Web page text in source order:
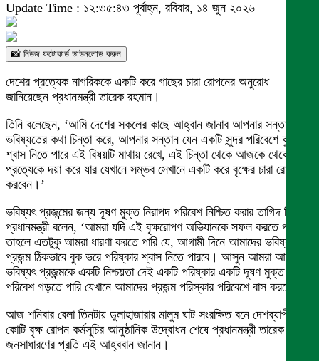
Update Time : ১২:৩৫:৪৩ পূর্বাহ্ন, রবিবার, ১৪ জুন ২০২৬
📸 নিউজ ফটোকার্ড ডাউনলোড করুন
দেশের প্রত্যেক নাগরিককে একটি করে গাছের চারা রোপনের অনুরোধ
জানিয়েছেন প্রধানমন্ত্রী তারেক রহমান।
তিনি বলেছেন, ‘আমি দেশের সকলের কাছে আহ্বান জানাব আপনার সন্তানের
ভবিষ্যতের কথা চিন্তা করে, আপনার সন্তান যেন একটি সুন্দর পরিবেশে বুক ভরে
শ্বাস নিতে পারে এই বিষয়টি মাথায় রেখে, এই চিন্তা থেকে আজকে থেকে
প্রত্যেকে দয়া করে যার যেখানে সম্ভব সেখানে একটি করে বৃক্ষের চারা রোপণ
করবেন।’
ভবিষ্যৎ প্রজন্মের জন্য দূষণ মুক্ত নিরাপদ পরিবেশ নিশ্চিত করার তাগিদ দিয়ে
প্রধানমন্ত্রী বলেন, ‘আমরা যদি এই বৃক্ষরোপণ অভিযানকে সফল করতে পারি
তাহলে এতটুকু আমরা ধারণা করতে পারি যে, আগামী দিনে আমাদের ভবিষ্যৎ
প্রজন্ম ঠিকভাবে বুক ভরে পরিষ্কার শ্বাস নিতে পারবে। আসুন আমরা আমাদের
ভবিষ্যৎ প্রজন্মকে একটি নিশ্চয়তা দেই একটি পরিষ্কার একটি দূষণ মুক্ত
পরিবেশ গড়তে পারি যেখানে আমাদের প্রজন্ম পরিস্কার পরিবেশে বাস করবে।’
আজ শনিবার বেলা তিনটায় ডুলাহাজারার মালুম ঘাট সংরক্ষিত বনে দেশব্যাপী ২৫
কোটি বৃক্ষ রোপন কর্মসূচির আনুষ্ঠানিক উদ্বোধন শেষে প্রধানমন্ত্রী তারেক রহমান
জনসাধারণের প্রতি এই আহ্ববান জানান।